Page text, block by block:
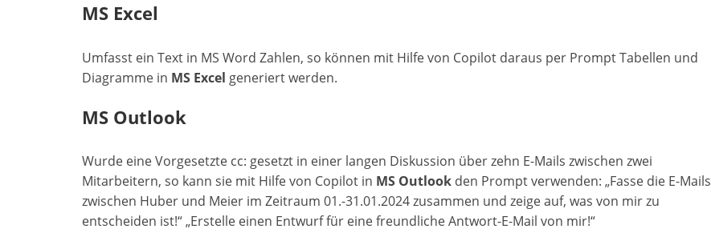
MS Excel
Umfasst ein Text in MS Word Zahlen, so können mit Hilfe von Copilot daraus per Prompt Tabellen und
Diagramme in MS Excel generiert werden.
MS Outlook
Wurde eine Vorgesetzte cc: gesetzt in einer langen Diskussion über zehn E-Mails zwischen zwei
Mitarbeitern, so kann sie mit Hilfe von Copilot in MS Outlook den Prompt verwenden: „Fasse die E-Mails
zwischen Huber und Meier im Zeitraum 01.-31.01.2024 zusammen und zeige auf, was von mir zu
entscheiden ist!“ „Erstelle einen Entwurf für eine freundliche Antwort-E-Mail von mir!“